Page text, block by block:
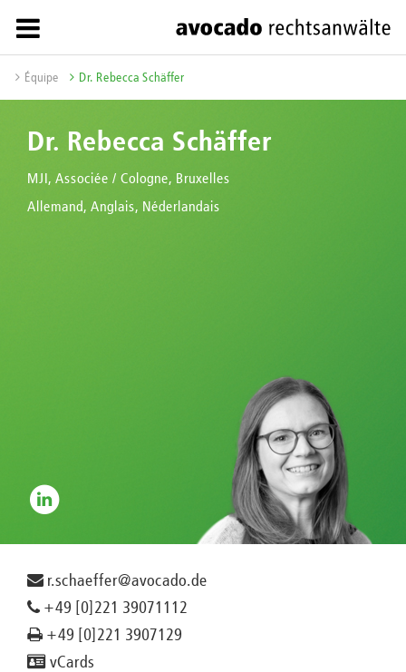
Équipe Dr. Rebecca Schäffer
Dr. Rebecca Schäffer
MJI, Associée / Cologne, Bruxelles
Allemand, Anglais, Néderlandais
r.schaeffer@avocado.de
+49 [0]221 39071112
+49 [0]221 3907129
vCards